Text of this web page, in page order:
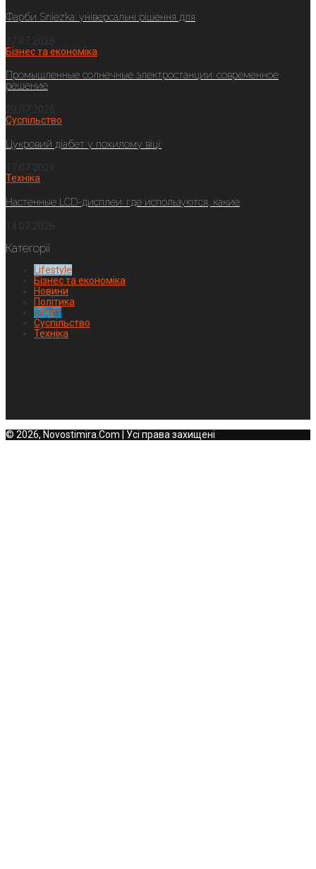
Фарби Sniezka: універсальні рішення для
Бізнес та економіка
Промышленные солнечные электростанции: современное
решение
Суспільство
Цукровий діабет у похилому віці:
Техніка
Настенные LCD-дисплеи: где используются, какие
Категорії
Lifestyle
Бізнес та економіка
Новини
Політика
Спорт
Суспільство
Техніка
© 2026, Novostimira.Com | Усі права захищені